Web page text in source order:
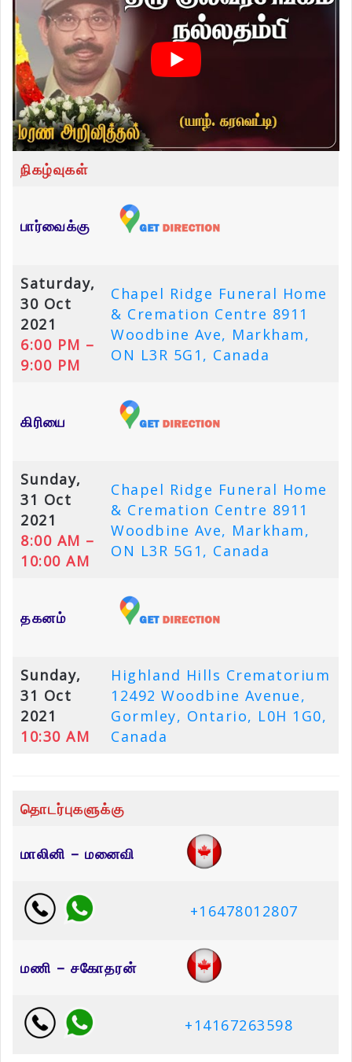
நிகழ்வுகள்
பார்வைக்கு
Saturday,
30 Oct
2021
6:00 PM –
9:00 PM
Chapel Ridge Funeral Home
& Cremation Centre 8911
Woodbine Ave, Markham,
ON L3R 5G1, Canada
கிரியை
Sunday,
31 Oct
2021
8:00 AM –
10:00 AM
Chapel Ridge Funeral Home
& Cremation Centre 8911
Woodbine Ave, Markham,
ON L3R 5G1, Canada
தகனம்
Sunday,
31 Oct
2021
10:30 AM
Highland Hills Crematorium
12492 Woodbine Avenue,
Gormley, Ontario, L0H 1G0,
Canada
தொடர்புகளுக்கு
மாலினி – மனைவி
+16478012807
மணி – சகோதரன்
+14167263598